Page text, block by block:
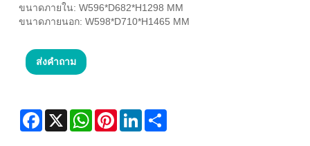
ขนาดภายใน: W596*D682*H1298 MM
ขนาดภายนอก: W598*D710*H1465 MM
ส่งคำถาม
Facebook
X WhatsAppPinterestLinkedIn